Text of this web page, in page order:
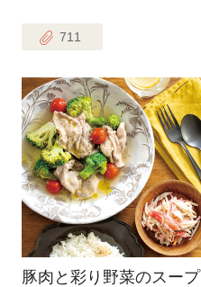
711
豚肉と彩り野菜のスープ